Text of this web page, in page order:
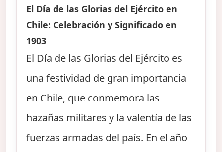
El Día de las Glorias del Ejército en
Chile: Celebración y Significado en
1903
El Día de las Glorias del Ejército es
una festividad de gran importancia
en Chile, que conmemora las
hazañas militares y la valentía de las
fuerzas armadas del país. En el año